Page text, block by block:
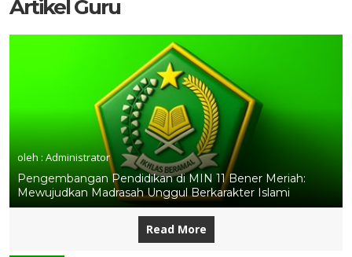
Artikel Guru
oleh : Administrator
Pengembangan Pendidikan di MIN 11 Bener Meriah:
Mewujudkan Madrasah Unggul Berkarakter Islami
Read More